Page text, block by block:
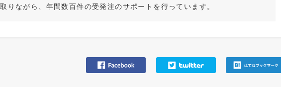
りながら、年間数百件の受発注のサポートを行っています。